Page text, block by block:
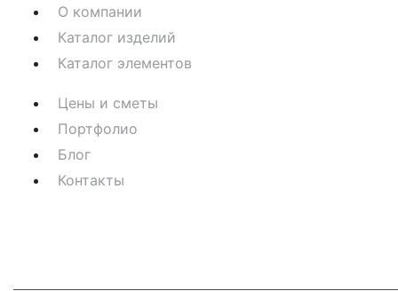
О компании
Каталог изделий
Каталог элементов
Цены и сметы
Портфолио
Блог
Контакты